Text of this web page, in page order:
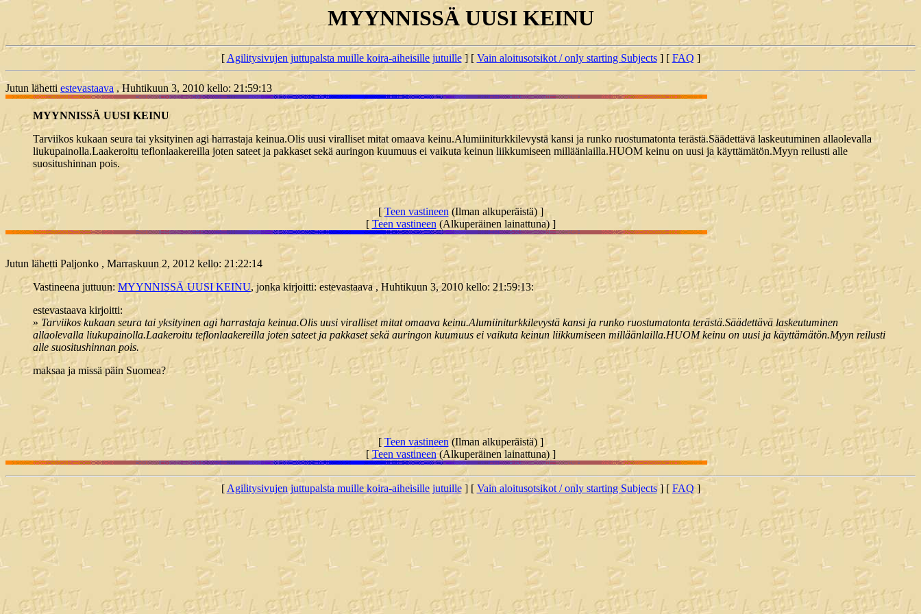
MYYNNISSÄ UUSI KEINU
[Agilitysivujen juttupalsta muille koira-aiheisille jutuille] [ Vain aloitusotsikot / only starting Subjects] [ FAQ ]
Jutun lähetti estevastaava, Huhtikuun 3, 2010 kello: 21:59:13
MYYNNISSÄ UUSI KEINU
Tarviikos kukaan seura tai yksityinen agi harrastaja keinua.Olis uusi viralliset mitat omaava keinu.Alumiiniturkkilevystä kansi ja runko ruostumatonta terästä.Säädettävä laskeutuminen allaolevalla
liukupainolla.Laakeroitu teflonlaakereilla joten sateet ja pakkaset sekä auringon kuumuus ei vaikuta keinun liikkumiseen milläänlailla.HUOM keinu on uusi ja käyttämätön.Myyn reilusti alle
suositushinnan pois.
[Teen vastineen(Ilman alkuperäistä) ]
[ Teen vastineen(Alkuperäinen lainattuna) ]
Jutun lähetti Paljonko , Marraskuun 2, 2012 kello: 21:22:14
Vastineena juttuun: MYYNNISSÄ UUSI KEINU, jonka kirjoitti: estevastaava , Huhtikuun 3, 2010 kello: 21:59:13:
estevastaava kirjoitti:
» Tarviikos kukaan seura tai yksityinen agi harrastaja keinua.Olis uusi viralliset mitat omaava keinu.Alumiiniturkkilevystä kansi ja runko ruostumatonta terästä.Säädettävä laskeutuminen
allaolevalla liukupainolla.Laakeroitu teflonlaakereilla joten sateet ja pakkaset sekä auringon kuumuus ei vaikuta keinun liikkumiseen milläänlailla.HUOM keinu on uusi ja käyttämätön.Myyn reilusti
alle suositushinnan pois.
maksaa ja missä päin Suomea?
[ Teen vastineen(Ilman alkuperäistä) ]
[Teen vastineen(Alkuperäinen lainattuna) ]
[Agilitysivujen juttupalsta muille koira-aiheisille jutuille] [ Vain aloitusotsikot / only starting Subjects] [ FAQ ]